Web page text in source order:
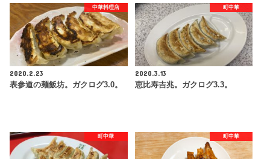
中華料理店
2020.2.23
表参道の麺飯坊。ガクログ3.0。
町中華
2020.3.13
恵比寿吉兆。ガクログ3.3。
町中華 町中華